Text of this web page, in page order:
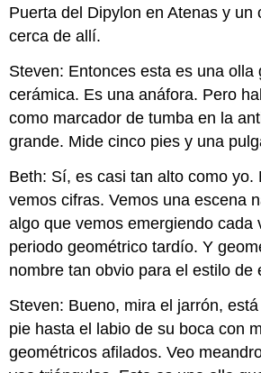
de
mujer
(Señora
de
Auxerre):
Una
conversación
negras
el
arte
griego
clásico
globales:
La
política
de
Puerta del Dipylon en Atenas y un
cerca de allí.
Steven: Entonces esta es una olla
cerámica. Es una anáfora. Pero
como marcador de tumba en la
grande. Mide cinco pies y una
Beth: Sí, es casi tan alto como yo.
vemos cifras. Vemos una escena
algo que vemos emergiendo cada
periodo geométrico tardío. Y
nombre tan obvio para el estilo de
Steven: Bueno, mira el jarrón,
pie hasta el labio de su boca con
geométricos afilados. Veo